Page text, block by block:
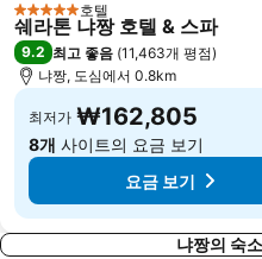
5 성급 호텔
쉐라톤 냐짱 호텔 & 스파
9.2 최고 좋음 (11,463개 평점)
냐짱, 도심에서 0.8km
최저가 ₩162,805
8개 사이트의 요금 보기
요금 보기
냐짱의 숙